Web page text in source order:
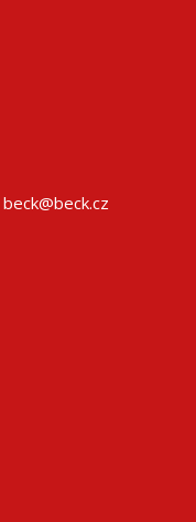
beck@beck.cz